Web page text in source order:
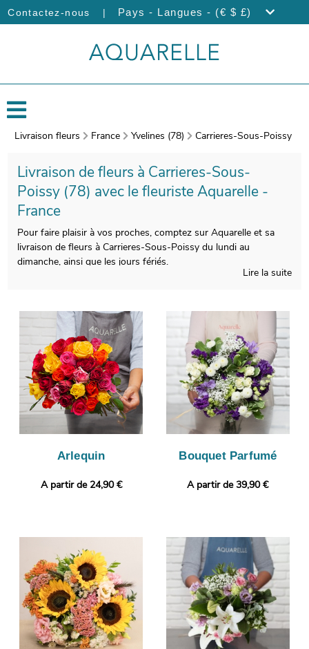
Contactez-nous | Pays - Langues - (€ $ £)
Livraison fleurs France Yvelines (78) Carrieres-Sous-Poissy
Livraison de fleurs à Carrieres-Sous-
Poissy (78) avec le fleuriste Aquarelle -
France
Pour faire plaisir à vos proches, comptez sur Aquarelle et sa
livraison de fleurs à Carrieres-Sous-Poissy du lundi au
dimanche, ainsi que les jours fériés.
l’issue de sa création, une photographie de votre bouquet sera
prise. Vous consulterez ensuite cette image afin de vous
assurer de la conformité de votre bouquet de fleurs. C’est alors
que sera organisée sa livraison à Carrieres-Sous-Poissy. Vous
souhaitez ajouter une touche plus personnelle ? Gratuitement
et en quelques clics, votre commande pourra être personnalisée
avec un message ou une photo.
Lire la suite
Arlequin
A partir de 24,90 €
Bouquet Parfumé
A partir de 39,90 €